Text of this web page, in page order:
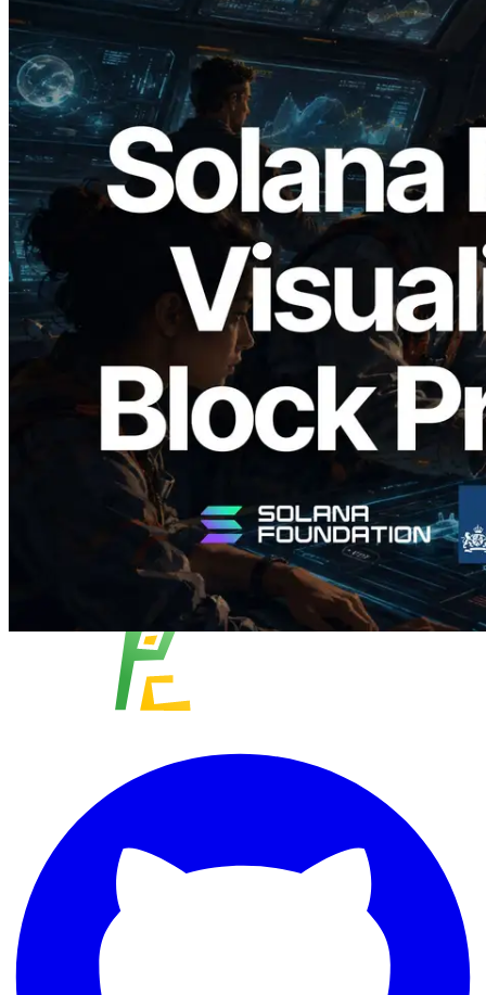
2026.05.24
Validators Solutions 釋出 Solana Block
Analyzer — 以 slot 為單位視覺化區塊生
成時間與負責驗證者